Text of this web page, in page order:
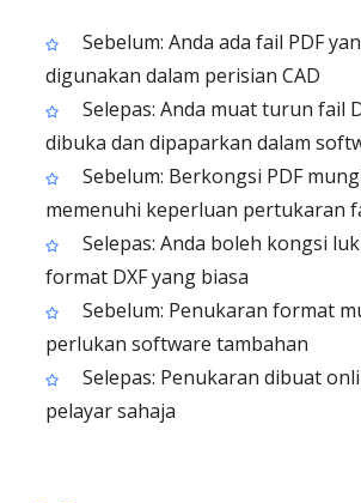
Sebelum: Anda ada fail PDF
digunakan dalam perisian CAD
Selepas: Anda muat turun fail
dibuka dan dipaparkan dalam
Sebelum: Berkongsi PDF
memenuhi keperluan pertukaran
Selepas: Anda boleh kongsi
format DXF yang biasa
Sebelum: Penukaran format
perlukan software tambahan
Selepas: Penukaran dibuat
pelayar sahaja